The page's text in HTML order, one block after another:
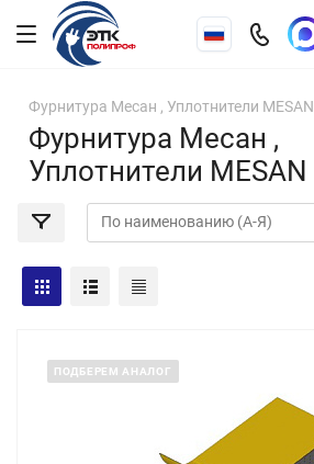
Фурнитура Месан , Уплотнители MESAN
Фурнитура Месан ,
Уплотнители MESAN
ПОДБЕРЕМ АНАЛОГ